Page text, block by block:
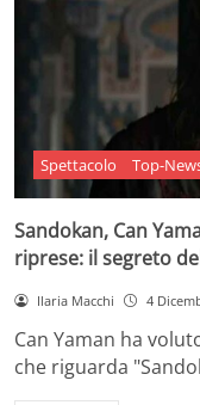
Spettacolo Top-
Sandokan, Can
riprese: il segreto
Ilaria Macchi 4
Can Yaman ha
che riguarda